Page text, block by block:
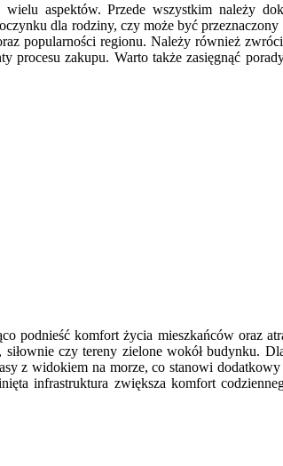
aspektów. Przede wszystkim należy
dla rodziny, czy może być
popularności regionu. Należy również
zakupu. Warto także zasięgnąć
podnieść komfort życia mieszkańców oraz
czy tereny zielone wokół budynku.
z widokiem na morze, co stanowi
infrastruktura zwiększa komfort